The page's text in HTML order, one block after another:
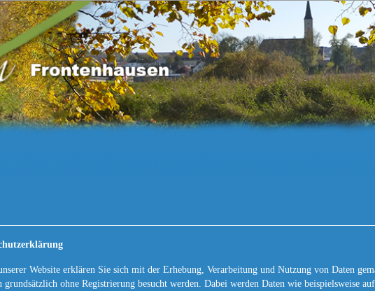
Website erklären Sie sich mit der Erhebung, Verarbeitung und Nutzung von Daten
grundsätzlich ohne Registrierung besucht werden. Dabei werden Daten wie beispielsweise